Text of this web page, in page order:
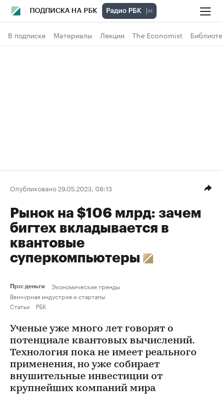
ПОДПИСКА НА РБК
В подписке Материалы Лекции The Economist
Опубликовано 29.05.2023, 08:13
Рынок на $106 млрд: зачем
бигтех вкладывается в
квантовые
суперкомпьютеры
Про: деньги
Экономические тренды
Венчурная индустрия и стартапы
Статьи
РБК
Ученые уже много лет говорят о
потенциале квантовых вычислений.
Технология пока не имеет реального
применения, но уже собирает
внушительные инвестиции от
крупнейших компаний мира